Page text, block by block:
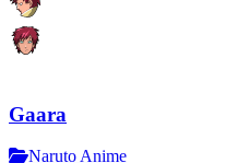
Gaara
Naruto Anime